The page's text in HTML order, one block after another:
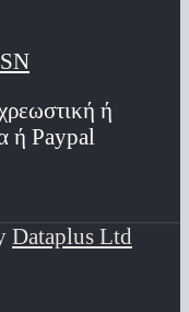
ή
ή Paypal
Dataplus Ltd